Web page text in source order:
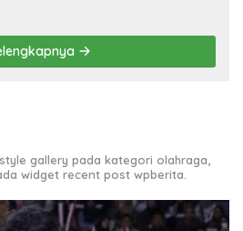
gallery pada kategori olahraga,
widget recent post wpberita.